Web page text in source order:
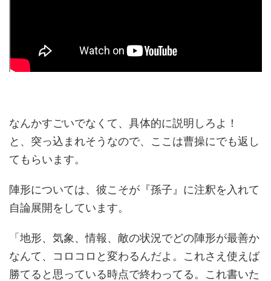
なんかすごいでなくて、具体的に説明しろよ！
と、突っ込まれそうなので、ここは曹操にでも返し
てもらいます。
陣形については、彼こそが『孫子』に注釈を入れて
自論展開をしています。
「地形、気象、情報、敵の状況でどの陣形が最善か
なんて、コロコロと変わるんだよ。これさえ使えば
勝てると思っている時点で終わってる。これ書いた